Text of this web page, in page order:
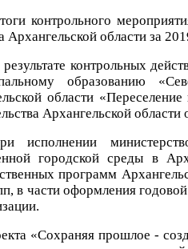
контрольного
Архангельской области за
контрольных
образованию
области
Архангельской
исполнении
городской среды в
программ
в части оформления годовой
«Сохраняя прошлое -